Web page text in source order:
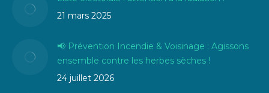
21 mars 2025
📢 Prévention Incendie & Voisinage : Agissons
ensemble contre les herbes sèches !
24 juillet 2026